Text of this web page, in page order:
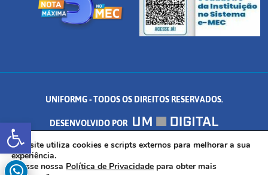
Abrir a barra de ferramentas
UNIFORMG - TODOS OS DIREITOS RESERVADOS.
DESENVOLVIDO POR
AV. DR. ARNALDO DE SENNA, 328 - PALMEIRAS, FORMIGA/MG - CEP:
35.574.530
Este site utiliza cookies e scripts externos para melhorar a sua
experiência.
Acesse nossa Política de Privacidade para obter mais